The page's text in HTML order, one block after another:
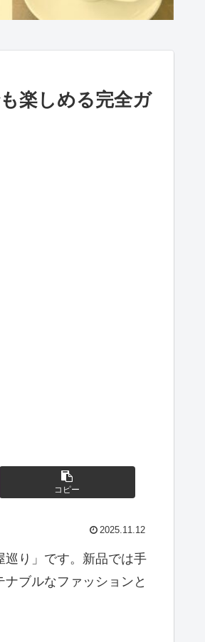
楽しめる完全ガ
コピー
2025.11.12
巡り」です。新品では手
ブルなファッションと